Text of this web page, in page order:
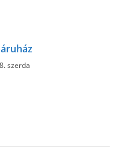
szerda